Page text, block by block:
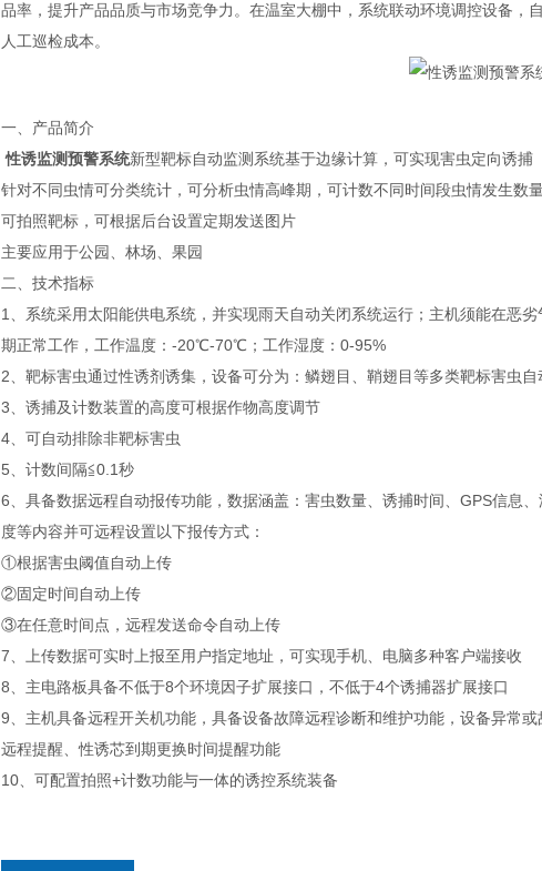
品率，提升产品品质与市场竞争力。在温室大棚中，系统联动环境调控设备，
人工巡检成本。
一、产品简介
性诱监测预警系统新型靶标自动监测系统基于边缘计算，可实现害虫定向诱捕
针对不同虫情可分类统计，可分析虫情高峰期，可计数不同时间段虫情发生数
可拍照靶标，可根据后台设置定期发送图片
主要应用于公园、林场、果园
二、技术指标
1、系统采用太阳能供电系统，并实现雨天自动关闭系统运行；主机须能在恶劣
期正常工作，工作温度：-20℃-70℃；工作湿度：0-95%
2、靶标害虫通过性诱剂诱集，设备可分为：鳞翅目、鞘翅目等多类靶标害虫
3、诱捕及计数装置的高度可根据作物高度调节
4、可自动排除非靶标害虫
5、计数间隔≦0.1秒
6、具备数据远程自动报传功能，数据涵盖：害虫数量、诱捕时间、GPS信息、
度等内容并可远程设置以下报传方式：
①根据害虫阈值自动上传
②固定时间自动上传
③在任意时间点，远程发送命令自动上传
7、上传数据可实时上报至用户指定地址，可实现手机、电脑多种客户端接收
8、主电路板具备不低于8个环境因子扩展接口，不低于4个诱捕器扩展接口
9、主机具备远程开关机功能，具备设备故障远程诊断和维护功能，设备异常或
远程提醒、性诱芯到期更换时间提醒功能
10、可配置拍照+计数功能与一体的诱控系统装备